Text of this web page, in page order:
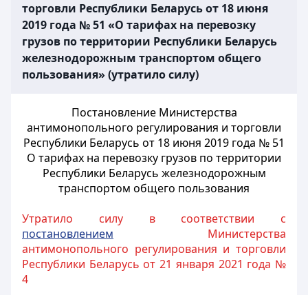
торговли Республики Беларусь от 18 июня
2019 года № 51 «О тарифах на перевозку
грузов по территории Республики Беларусь
железнодорожным транспортом общего
пользования» (утратило силу)
Постановление Министерства
антимонопольного регулирования и торговли
Республики Беларусь от 18 июня 2019 года № 51
О тарифах на перевозку грузов по территории
Республики Беларусь железнодорожным
транспортом общего пользования
Утратило силу в соответствии с
постановлением Министерства
антимонопольного регулирования и торговли
Республики Беларусь от 21 января 2021 года №
4